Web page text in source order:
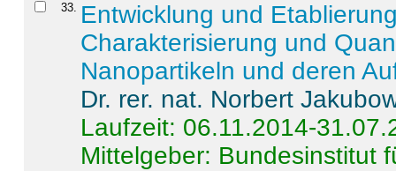
33. Entwicklung und
Charakterisierung und
Nanopartikeln und deren
Dr. rer. nat. Norbert
Laufzeit: 06.11.2014-
Mittelgeber: Bundesinstitut